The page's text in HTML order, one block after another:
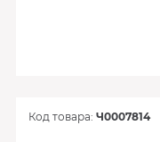
Код товара: Ч0007814